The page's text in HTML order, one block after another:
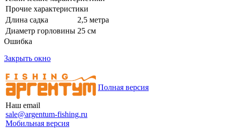
Прочие характеристики
Длина садка
2,5 метра
Диаметр горловины 25 см
Ошибка
Закрыть окно
Наш email
sale@argentum-fishing.ru
Мобильная версия
Полная версия